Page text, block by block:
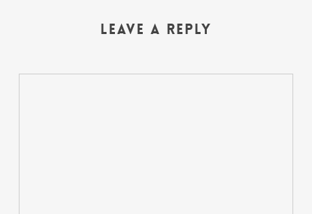
Leave a Reply